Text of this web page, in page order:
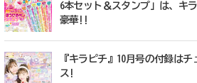
6本セット＆スタンプ」は、キ
豪華!!
『キラピチ』10月号の付録は
ス!